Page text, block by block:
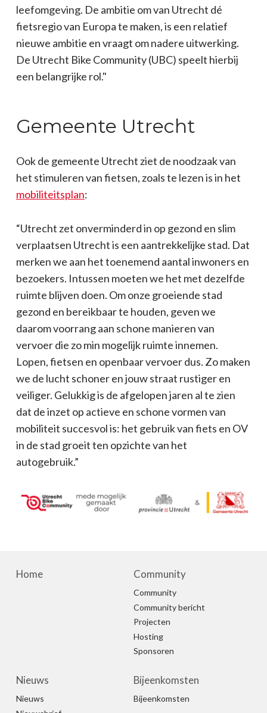
leefomgeving. De ambitie om van Utrecht dé
fietsregio van Europa te maken, is een relatief
nieuwe ambitie en vraagt om nadere uitwerking.
De Utrecht Bike Community (UBC) speelt hierbij
een belangrijke rol."
Gemeente Utrecht
Ook de gemeente Utrecht ziet de noodzaak van
het stimuleren van fietsen, zoals te lezen is in het
mobiliteitsplan:
“Utrecht zet onverminderd in op gezond en slim
verplaatsen Utrecht is een aantrekkelijke stad. Dat
merken we aan het toenemend aantal inwoners en
bezoekers. Intussen moeten we het met dezelfde
ruimte blijven doen. Om onze groeiende stad
gezond en bereikbaar te houden, geven we
daarom voorrang aan schone manieren van
vervoer die zo min mogelijk ruimte innemen.
Lopen, fietsen en openbaar vervoer dus. Zo maken
we de lucht schoner en jouw straat rustiger en
veiliger. Gelukkig is de afgelopen jaren al te zien
dat de inzet op actieve en schone vormen van
mobiliteit succesvol is: het gebruik van fiets en OV
in de stad groeit ten opzichte van het
autogebruik.”
Home Community
Community
Community bericht
Projecten
Hosting
Sponsoren
Nieuws
Nieuws
Bijeenkomsten
Bijeenkomsten